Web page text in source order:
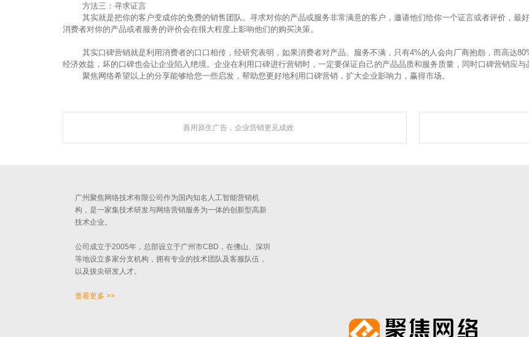
方法三：寻求证言
其实就是把你的客户变成你的免费的销售团队。寻求对你的产品或服务非常满意的客户，邀请他们给你一个证言或者评价，最
消费者对你的产品或者服务的评价会在很大程度上影响他们的购买决策。
其实口碑营销就是利用消费者的口口相传， 经研究表明，如果消费者对产品、服务不满，只有4%的人会向厂商抱怨，而高达
经济效益，坏的口碑也会让企业陷入绝境。企业在利用口碑进行营销时，一定要保证自己的产品品质和服务质量，同时口碑营销应与
聚焦网络希望以上的分享能够给您一些启发，帮助您更好地利用口碑营销，扩大企业影响力，赢得市场。
善用原生广告，企业营销更见成效
聚焦网络以“让网络营销更简单有效”为使命，深入人工智能自然语言处理、机器学习、数据
广州聚焦网络技术有限公司作为国内知名人工智能营销机
构，是一家集技术研发与网络营销服务为一体的创新型高新
技术企业。
公司成立于2005年，总部设立于广州市CBD，在佛山、深圳
等地设立多家分支机构，拥有专业的技术团队及客服队伍，
以及拔尖研发人才。
查看更多 >>